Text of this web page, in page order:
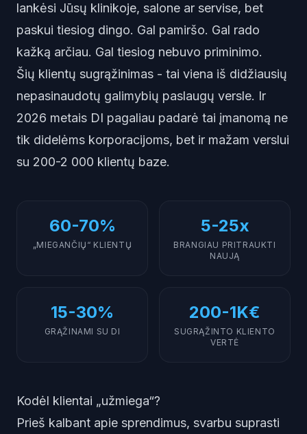
lankėsi Jūsų klinikoje, salone ar servise, bet
paskui tiesiog dingo. Gal pamiršo. Gal rado
kažką arčiau. Gal tiesiog nebuvo priminimo.
Šių klientų sugrąžinimas - tai viena iš didžiausių
nepasinaudotų galimybių paslaugų versle. Ir
2026 metais DI pagaliau padarė tai įmanomą ne
tik didelėms korporacijoms, bet ir mažam verslui
su 200-2 000 klientų baze.
60-70%
„MIEGANČIŲ“ KLIENTŲ
5-25x
BRANGIAU PRITRAUKTI
NAUJĄ
15-30%
GRĄŽINAMI SU DI
200-1K€
SUGRĄŽINTO KLIENTO
VERTĖ
Kodėl klientai „užmiega“?
Prieš kalbant apie sprendimus, svarbu suprasti